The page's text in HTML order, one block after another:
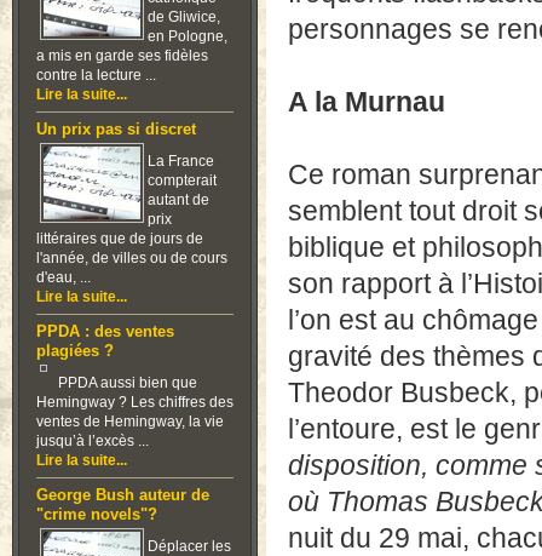
de Gliwice,
en Pologne,
a mis en garde ses fidèles
contre la lecture ...
Lire la suite...
Un prix pas si discret
La France
compterait
autant de
prix
littéraires que de jours de
l'année, de villes ou de cours
d'eau, ...
Lire la suite...
PPDA : des ventes
plagiées ?
PPDA aussi bien que
Hemingway ? Les chiffres des
ventes de Hemingway, la vie
jusqu’à l’excès ...
Lire la suite...
George Bush auteur de
"crime novels"?
Déplacer les
personnages se
A la Murnau
Ce roman
semblent tout droit
biblique et
son rapport à
l’on est au
gravité des thèmes
Theodor Busbeck,
l’entoure, est le
disposition, comme
où Thomas
nuit du 29 mai,